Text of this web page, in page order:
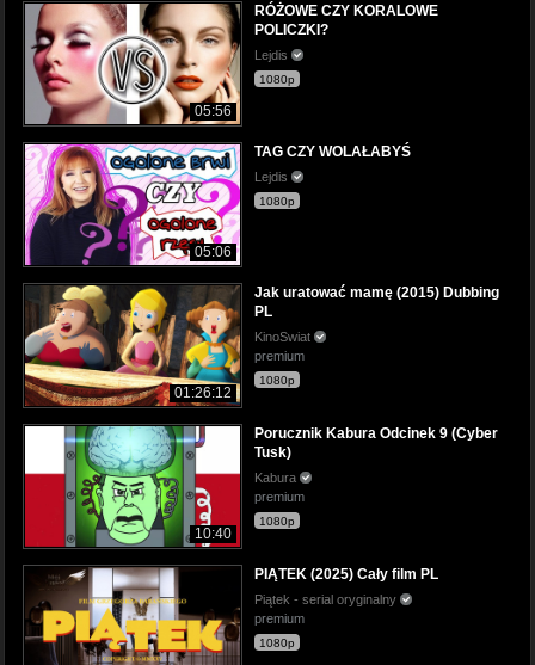
05:56
RÓŻOWE CZY KORALOWE
POLICZKI?
Lejdis
1080p
05:06
TAG CZY WOLAŁABYŚ
Lejdis
1080p
01:26:12
Jak uratować mamę (2015) Dubbing
PL
KinoSwiat
premium
1080p
10:40
Porucznik Kabura Odcinek 9 (Cyber
Tusk)
Kabura
premium
1080p
PIĄTEK (2025) Cały film PL
Piątek - serial oryginalny
premium
1080p